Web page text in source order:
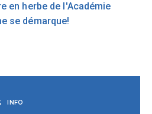
en herbe de l'Académie
se démarque!
INFO